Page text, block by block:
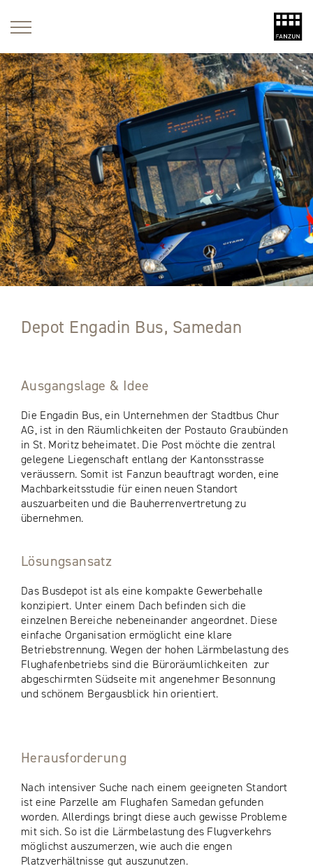
Depot Engadin Bus, Samedan
Ausgangslage & Idee
Die Engadin Bus, ein Unternehmen der Stadtbus Chur
AG, ist in den Räumlichkeiten der Postauto Graubünden
in St. Moritz beheimatet. Die Post möchte die zentral
gelegene Liegenschaft entlang der Kantonsstrasse
veräussern. Somit ist Fanzun beauftragt worden, eine
Machbarkeitsstudie für einen neuen Standort
auszuarbeiten und die Bauherrenvertretung zu
übernehmen.
Lösungsansatz
Das Busdepot ist als eine kompakte Gewerbehalle
konzipiert. Unter einem Dach befinden sich die
einzelnen Bereiche nebeneinander angeordnet. Diese
einfache Organisation ermöglicht eine klare
Betriebstrennung. Wegen der hohen Lärmbelastung des
Flughafenbetriebs sind die Büroräumlichkeiten zur
abgeschirmten Südseite mit angenehmer Besonnung
und schönem Bergausblick hin orientiert.
Herausforderung
Nach intensiver Suche nach einem geeigneten Standort
ist eine Parzelle am Flughafen Samedan gefunden
worden. Allerdings bringt diese auch gewisse Probleme
mit sich. So ist die Lärmbelastung des Flugverkehrs
möglichst auszumerzen, wie auch die engen
Platzverhältnisse gut auszunutzen.